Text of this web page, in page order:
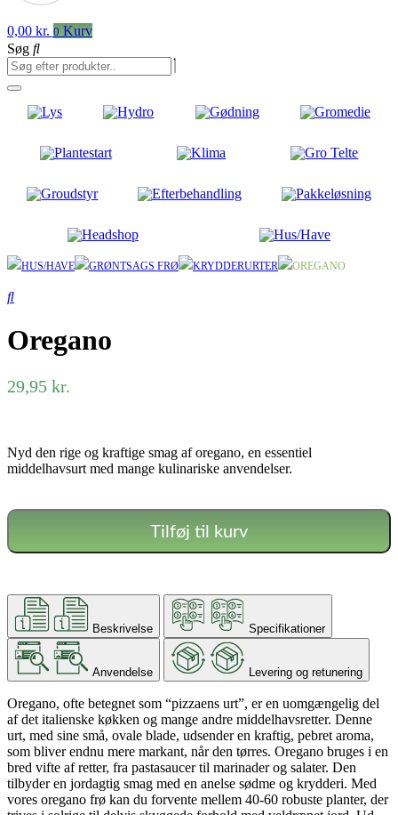
0,00 kr. 0 Kurv
Søg
Lys Hydro Gødning Gromedie
Plantestart Klima Gro Telte
Groudstyr Efterbehandling Pakkeløsning
Headshop Hus/Have
HUS/HAVE GRØNTSAGS FRØ KRYDDERURTER OREGANO
Oregano
29,95 kr.
Nyd den rige og kraftige smag af oregano, en essentiel
middelhavsurt med mange kulinariske anvendelser.
Tilføj til kurv
Beskrivelse Specifikationer
Anvendelse Levering og retunering
Oregano, ofte betegnet som “pizzaens urt”, er en uomgængelig del
af det italienske køkken og mange andre middelhavsretter. Denne
urt, med sine små, ovale blade, udsender en kraftig, pebret aroma,
som bliver endnu mere markant, når den tørres. Oregano bruges i en
bred vifte af retter, fra pastasaucer til marinader og salater. Den
tilbyder en jordagtig smag med en anelse sødme og krydderi. Med
vores oregano frø kan du forvente mellem 40-60 robuste planter, der